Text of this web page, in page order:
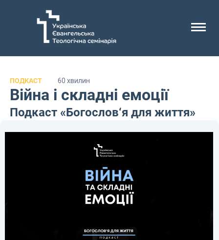
ПОДКАСТ 60 хвилин
Війна і складні емоції
Подкаст «Богослов‘я для життя»